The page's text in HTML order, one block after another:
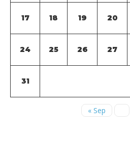
17 18 19 20
24 25 26 27
31
« Sep